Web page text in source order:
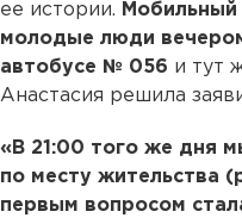
ее истории.
молодые люди
автобусе № 056 и тут
Анастасия решила
«В 21:00 того же дня
по месту жительства
первым вопросом